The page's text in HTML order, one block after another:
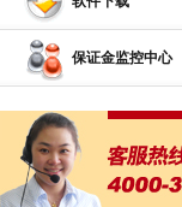
保证金监控中心